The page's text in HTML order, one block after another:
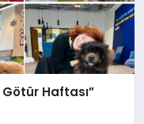
Haftası”